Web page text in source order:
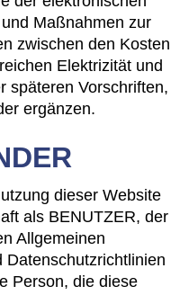
Maßnahmen zur
zwischen den Kosten
Elektrizität und
späteren Vorschriften,
ergänzen.
dieser Website
als BENUTZER, der
Allgemeinen
Datenschutzrichtlinien
Person, die diese